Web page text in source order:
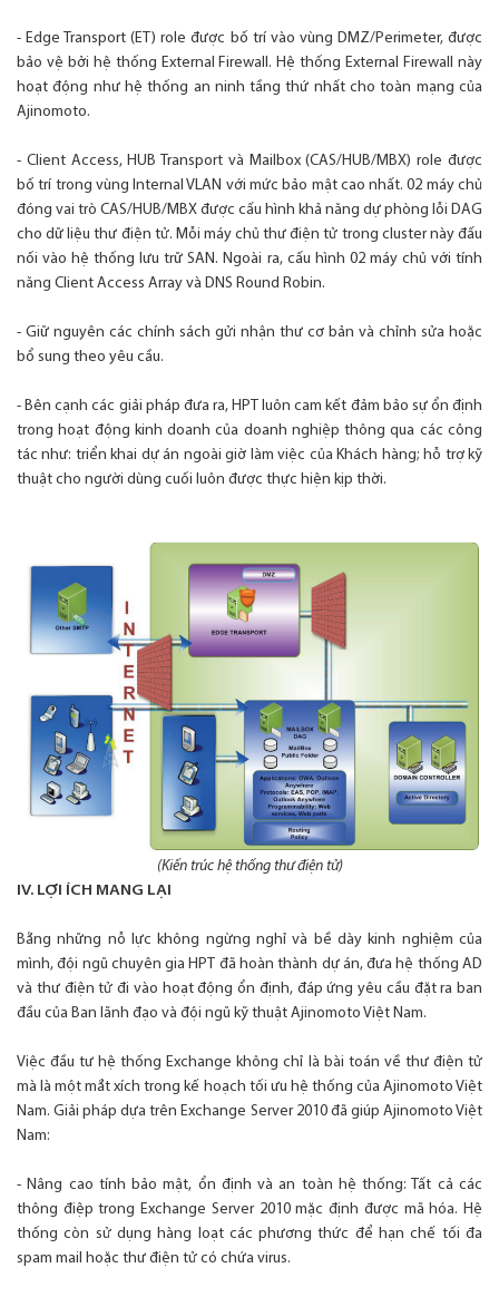
- Edge Transport (ET) role được bố trí vào vùng DMZ/Perimeter, được
bảo vệ bởi hệ thống External Firewall. Hệ thống External Firewall này
hoạt động như hệ thống an ninh tầng thứ nhất cho toàn mạng của
Ajinomoto.
- Client Access, HUB Transport và Mailbox (CAS/HUB/MBX) role được
bố trí trong vùng Internal VLAN với mức bảo mật cao nhất. 02 máy chủ
đóng vai trò CAS/HUB/MBX được cấu hình khả năng dự phòng lỗi DAG
cho dữ liệu thư điện tử. Mỗi máy chủ thư điện tử trong cluster này đấu
nối vào hệ thống lưu trữ SAN. Ngoài ra, cấu hình 02 máy chủ với tính
năng Client Access Array và DNS Round Robin.
- Giữ nguyên các chính sách gửi nhận thư cơ bản và chỉnh sửa hoặc
bổ sung theo yêu cầu.
- Bên cạnh các giải pháp đưa ra, HPT luôn cam kết đảm bảo sự ổn định
trong hoạt động kinh doanh của doanh nghiệp thông qua các công
tác như: triển khai dự án ngoài giờ làm việc của Khách hàng; hỗ trợ kỹ
thuật cho người dùng cuối luôn được thực hiện kịp thời.
(Kiến trúc hệ thống thư điện tử)
IV. LỢI ÍCH MANG LẠI
Bằng những nỗ lực không ngừng nghỉ và bề dày kinh nghiệm của
mình, đội ngũ chuyên gia HPT đã hoàn thành dự án, đưa hệ thống AD
và thư điện tử đi vào hoạt động ổn định, đáp ứng yêu cầu đặt ra ban
đầu của Ban lãnh đạo và đội ngũ kỹ thuật Ajinomoto Việt Nam.
Việc đầu tư hệ thống Exchange không chỉ là bài toán về thư điện tử
mà là một mắt xích trong kế hoạch tối ưu hệ thống của Ajinomoto Việt
Nam. Giải pháp dựa trên Exchange Server 2010 đã giúp Ajinomoto Việt
Nam:
- Nâng cao tính bảo mật, ổn định và an toàn hệ thống: Tất cả các
thông điệp trong Exchange Server 2010 mặc định được mã hóa. Hệ
thống còn sử dụng hàng loạt các phương thức để hạn chế tối đa
spam mail hoặc thư điện tử có chứa virus.